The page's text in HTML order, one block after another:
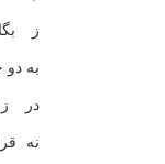
ز
به
در
نه